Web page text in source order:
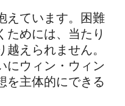
えています。困難
ためには、当たり
えられません。
にウィン・ウィン
を主体的にできる